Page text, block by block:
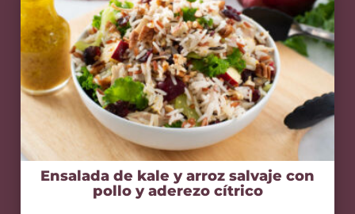
Ensalada de kale y arroz salvaje con
pollo y aderezo cítrico